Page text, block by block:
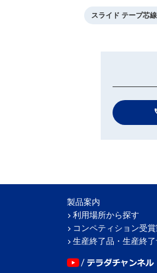
スライド テープ芯
製品案内
利用場所から探す
コンペティション受
生産終了品・生産終